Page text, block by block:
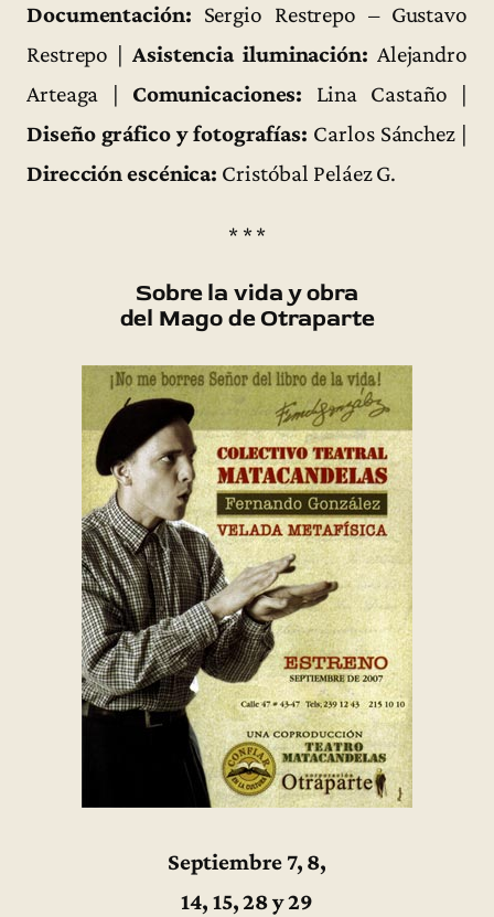
Documentación: Sergio Restrepo – Gustavo
Restrepo |Asistencia iluminación: Alejandro
Arteaga | Comunicaciones: Lina Castaño |
Diseño gráfico y fotografías: Carlos Sánchez |
Dirección escénica: Cristóbal Peláez G.
* * *
Sobre la vida y obra
del Mago de Otraparte
Septiembre 7, 8,
14, 15, 28 y 29